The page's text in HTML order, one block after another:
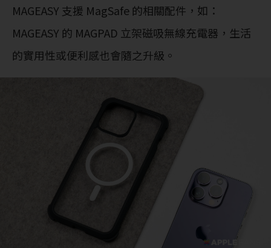
MAGEASY 支援 MagSafe 的相關配件，如：
MAGEASY 的 MAGPAD 立架磁吸無線充電器，生活
的實用性或便利感也會隨之升級。